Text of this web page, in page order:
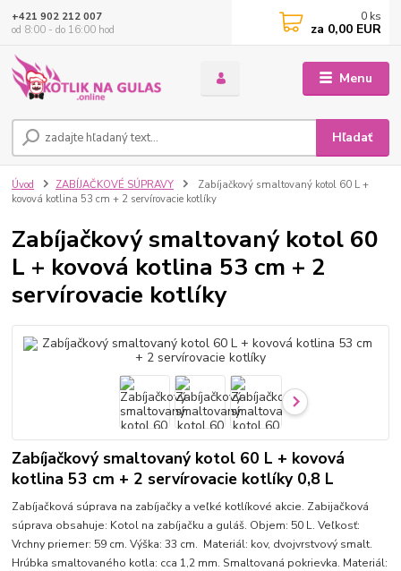
Menu
Hľadať
+421 902 212 007
od 8:00 - do 16:00 hod
0 ks
za 0,00 EUR
Úvod ZABÍJAČKOVÉ SÚPRAVY
Zabíjačkový smaltovaný kotol 60 L +
kovová kotlina 53 cm + 2 servírovacie kotlíky
Zabíjačkový smaltovaný kotol 60
L + kovová kotlina 53 cm + 2
servírovacie kotlíky
Zabíjačkový smaltovaný kotol 60 L + kovová
kotlina 53 cm + 2 servírovacie kotlíky 0,8 L
Zabíjačková súprava na zabíjačky a veľké kotlíkové akcie. Zabijačková
súprava obsahuje: Kotol na zabíjačku a guláš. Objem: 50 L. Veľkosť:
Vrchny priemer: 59 cm. Výška: 33 cm. Materiál: kov, dvojvrstvový smalt.
Hrúbka smaltovaného kotla: cca 1,2 mm. Smaltovaná pokrievka. Materiál: